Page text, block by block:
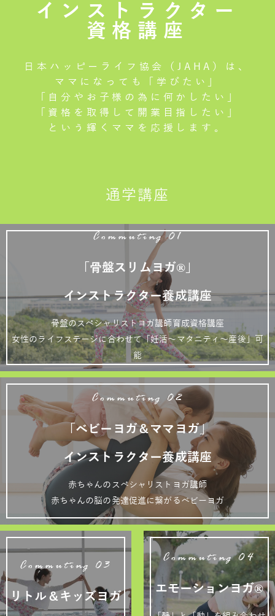
インストラクター
資格講座
日本ハッピーライフ協会（JAHA）は、
ママになっても「学びたい」
「自分やお子様の為に何かしたい」
「資格を取得して開業目指したい」
という輝くママを応援します。
通学講座
Commuting 01
「骨盤スリムヨガ®」
インストラクター養成講座
骨盤のスペシャリストヨガ講師育成資格講座
女性のライフステージに合わせて「妊活～マタニティ～産後」可
能
Commuting 02
「ベビーヨガ＆ママヨガ」
インストラクター養成講座
赤ちゃんのスペシャリストヨガ講師
赤ちゃんの脳の発達促進に繋がるベビーヨガ
Commuting 03
リトル＆キッズヨガ
Commuting 04
エモーションヨガ®